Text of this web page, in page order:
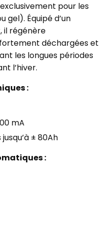
pour les
gel). Équipé d’un
il régénère
déchargées et
les longues périodes
l’hiver.
:
mA
± 80Ah
: